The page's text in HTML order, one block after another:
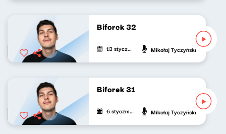
Biforek 32
13 stycznia 2023 Mikołaj Tyczyński
Biforek 31
6 stycznia 2023 Mikołaj Tyczyński